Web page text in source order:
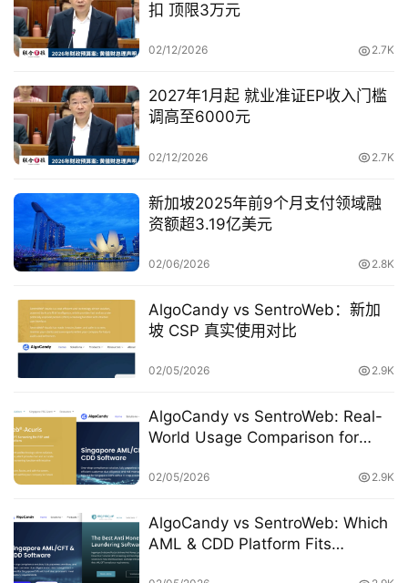
扣 顶限3万元
02/12/2026 2.7K
2027年1月起 就业准证EP收入门槛
调高至6000元
02/12/2026 2.7K
新加坡2025年前9个月支付领域融
资额超3.19亿美元
02/06/2026 2.8K
AlgoCandy vs SentroWeb：新加
坡 CSP 真实使用对比
02/05/2026 2.9K
AlgoCandy vs SentroWeb: Real-
World Usage Comparison for
02/05/2026 2.9K
AlgoCandy vs SentroWeb: Which
AML & CDD Platform Fits